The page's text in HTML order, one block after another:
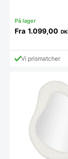
Fra 1.099,00
Vi prismatcher